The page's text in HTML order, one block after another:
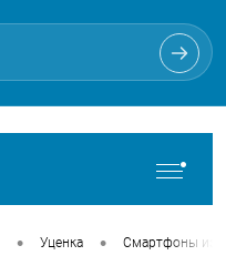
• Уценка • Смартфоны из